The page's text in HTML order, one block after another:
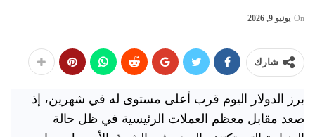
On يونيو 9, 2026
شارك
برز الدولار اليوم قرب أعلى مستوى له في شهرين، إذ
صعد مقابل ‌معظم العملات الرئيسية في ظل حالة